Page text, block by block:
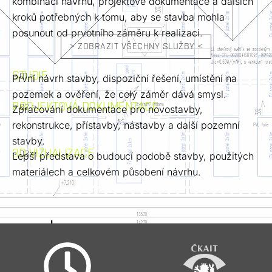
kroků potřebných k tomu, aby se stavba mohla
posunout od prvotního záměru k realizaci.
> ZOBRAZIT VŠECHNY SLUŽBY <
< 01 >
STUDIE
První návrh stavby, dispoziční řešení, umístění na
pozemek a ověření, že celý záměr dává smysl.
< 02 >
PROJEKTOVÁ DOKUMENTACE
Zpracování dokumentace pro novostavby,
rekonstrukce, přístavby, nástavby a další pozemní
stavby.
< 03 >
3D VIZUALIZACE
Lepší představa o budoucí podobě stavby, použitých
materiálech a celkovém působení návrhu.